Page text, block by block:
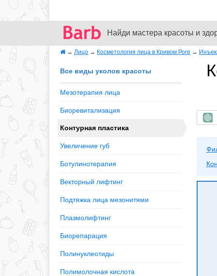
Найди мастера красоты и
→ Лицо → Косметология лица в Кривом Роге →
Все виды уколов красоты
Мезотерапия лица
Биоревитализация
Контурная пластика
Увеличение губ
Ботулинотерапия
Векторный лифтинг
Подтяжка лица мезонитями
Плазмолифтинг
Биорепарация
Полинуклеотиды
Полимолочная кислота